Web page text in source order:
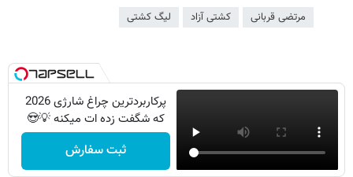
مرتضی قربانی کشتی آزاد لیگ کشتی
پرکاربردترین چراغ شارژی 2026
که شگفت زده ات میکنه 💡😍
ثبت سفارش